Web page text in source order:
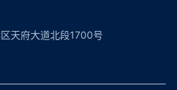
天府大道北段1700号